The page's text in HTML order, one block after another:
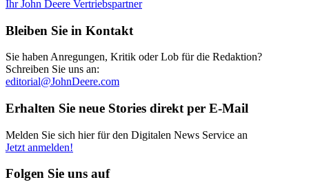
Ihr John Deere Vertriebspartner
Bleiben Sie in Kontakt
Sie haben Anregungen, Kritik oder Lob für die Redaktion?
Schreiben Sie uns an:
editorial@JohnDeere.com
Erhalten Sie neue Stories direkt per E-Mail
Melden Sie sich hier für den Digitalen News Service an
Jetzt anmelden!
Folgen Sie uns auf